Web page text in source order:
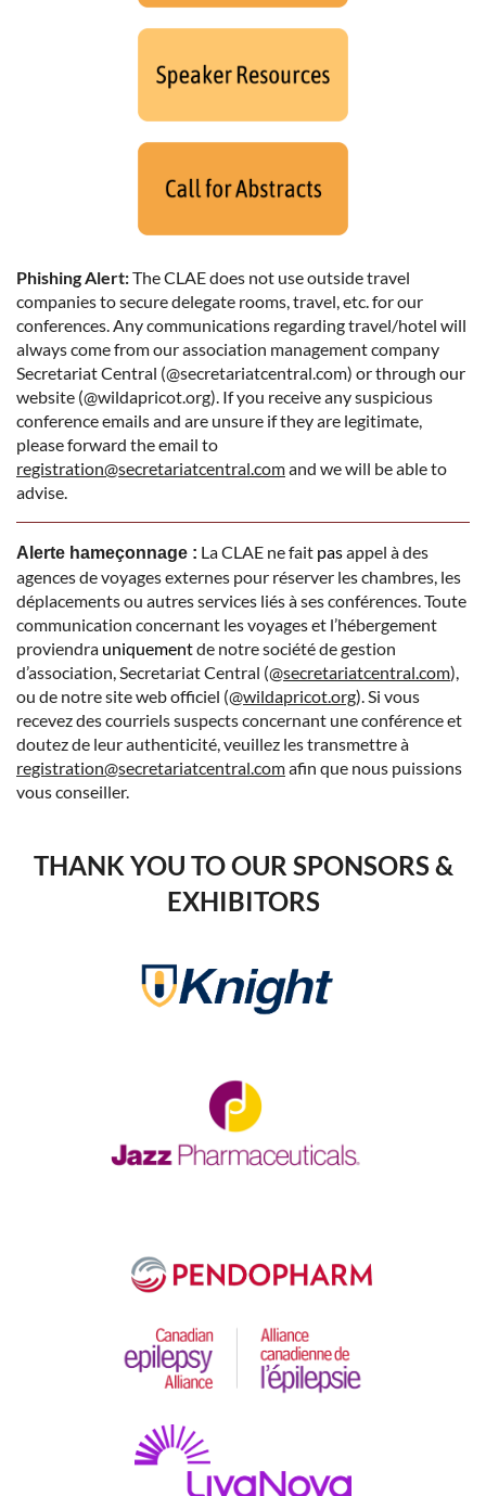
Phishing Alert:The CLAE does not use outside travel
companies to secure delegate rooms, travel, etc. for our
conferences. Any communications regarding travel/hotel will
always come from our association management company
Secretariat Central (@secretariatcentral.com) or through our
website (@wildapricot.org). If you receive any suspicious
conference emails and are unsure if they are legitimate,
please forward the email to
registration@secretariatcentral.comand we will be able to
advise.
Alerte hameçonnage : La CLAE nefait pasappel à des
agences de voyages externes pour réserver les chambres, les
déplacements ou autres services liés à ses conférences. Toute
communication concernant les voyages et l’hébergement
proviendra uniquementde notre société de gestion
d’association, Secretariat Central (@secretariatcentral.com),
ou de notre site web officiel (@wildapricot.org). Si vous
recevezdes courriels suspects concernant une conférence et
doutez de leur authenticité, veuillez les transmettre à
registration@secretariatcentral.comafin que nous puissions
vous conseiller.
THANK YOU TO OUR SPONSORS &
EXHIBITORS